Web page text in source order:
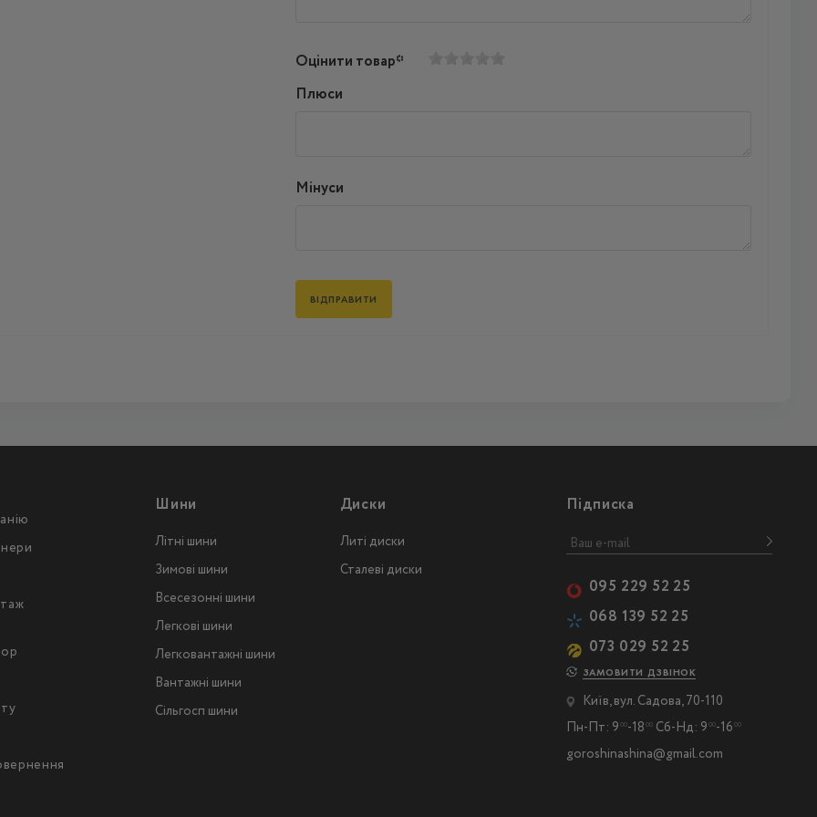
Оцінити товар*
Плюси
Мінуси
Шини
Літні шини
Зимові шини
Всесезонні шини
Легкові шини
Легковантажнi шини
Вантажнi шини
Сільгосп шини
Диски
Литі диски
Сталеві диски
Підписка
095 229 52 25
068 139 52 25
073 029 52 25
ЗАМОВИТИ ДЗВІНОК
Київ, вул. Садова, 70-110
Пн-Пт: 9 00-18 00Сб-Нд: 9 00-16 00
goroshinashina@gmail.com